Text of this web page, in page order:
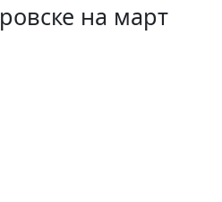
на март